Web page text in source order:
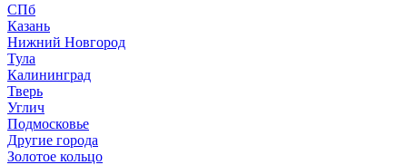
СПб
Казань
Нижний Новгород
Тула
Калининград
Тверь
Углич
Подмосковье
Другие города
Золотое кольцо